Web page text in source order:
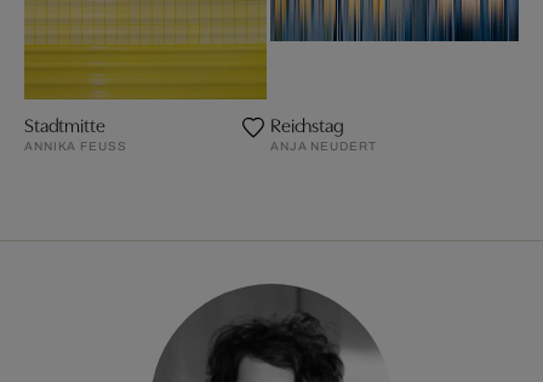
Stadtmitte
ANNIKA FEUSS
Reichstag
ANJA NEUDERT